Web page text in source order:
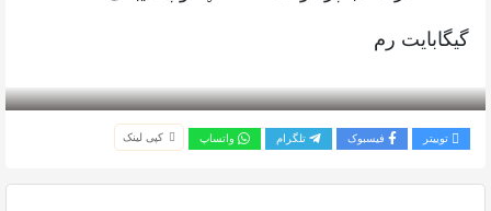
گیگابایت رم
توییتر فیسبوک تلگرام واتساپ کپی لینک